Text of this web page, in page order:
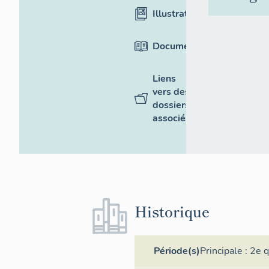
Illustrations
Documentation
Liens
vers des
dossiers
associés
Historique
Période(s)Principale : 2e